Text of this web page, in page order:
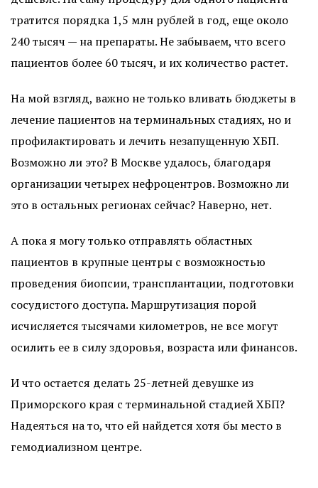
тратится порядка 1,5 млн рублей в год, еще около
240 тысяч — на препараты. Не забываем, что всего
пациентов более 60 тысяч, и их количество растет.
На мой взгляд, важно не только вливать бюджеты в
лечение пациентов на терминальных стадиях, но и
профилактировать и лечить незапущенную ХБП.
Возможно ли это? В Москве удалось, благодаря
организации четырех нефроцентров. Возможно ли
это в остальных регионах сейчас? Наверно, нет.
А пока я могу только отправлять областных
пациентов в крупные центры с возможностью
проведения биопсии, трансплантации, подготовки
сосудистого доступа. Маршрутизация порой
исчисляется тысячами километров, не все могут
осилить ее в силу здоровья, возраста или финансов.
И что остается делать 25-летней девушке из
Приморского края с терминальной стадией ХБП?
Надеяться на то, что ей найдется хотя бы место в
гемодиализном центре.